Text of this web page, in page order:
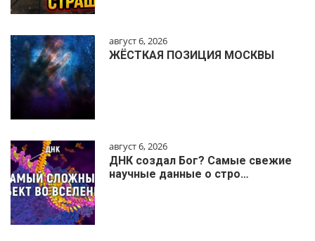
август 6, 2026
ЖЁСТКАЯ ПОЗИЦИЯ МОСКВЫ
август 6, 2026
ДНК создал Бог? Самые свежие
научные данные о стро…